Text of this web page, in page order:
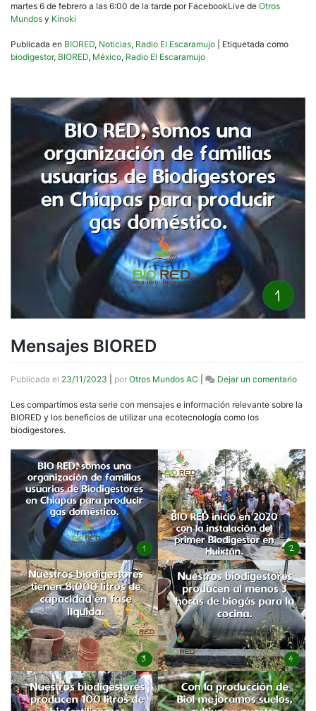
martes 6 de febrero a las 6:00 de la tarde por FacebookLive de Otros
Mundos y Kinoki
Publicada en BIORED, Noticias, Radio El Escaramujo
Etiquetada como
biodigestor, BIORED, México, Radio El Escaramujo
Mensajes BIORED
Publicada el 23/11/2023 por Otros Mundos AC Dejar un comentarioen
Les compartimos esta serie con mensajes e información relevante sobre la
BIORED y los beneficios de utilizar una ecotecnología como los
biodigestores.